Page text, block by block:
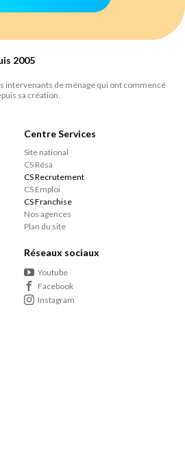
2005
intervenants de ménage qui ont commencé
sa création.
Centre Services
Site national
CS Résa
CS Recrutement
CS Emploi
CS Franchise
Nos agences
Plan du site
Réseaux sociaux
Youtube
Facebook
Instagram